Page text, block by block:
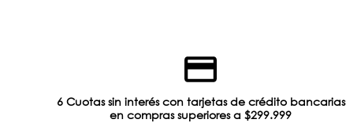
6 Cuotas sin interés con tarjetas de crédito bancarias
en compras superiores a $299.999